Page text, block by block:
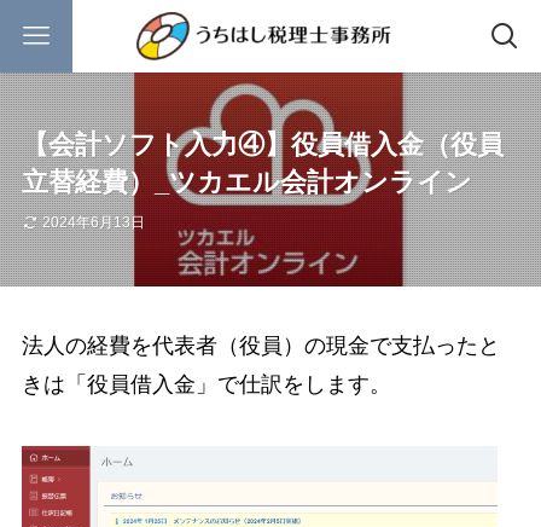
【会計ソフト入力④】役員借入金（役員
立替経費）_ツカエル会計オンライン
2024年6月13日
法人の経費を代表者（役員）の現金で支払ったと
きは「役員借入金」で仕訳をします。